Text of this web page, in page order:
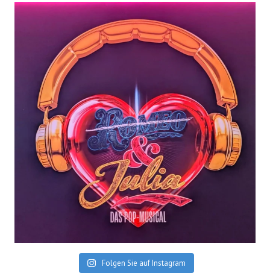
Folgen Sie auf Instagram